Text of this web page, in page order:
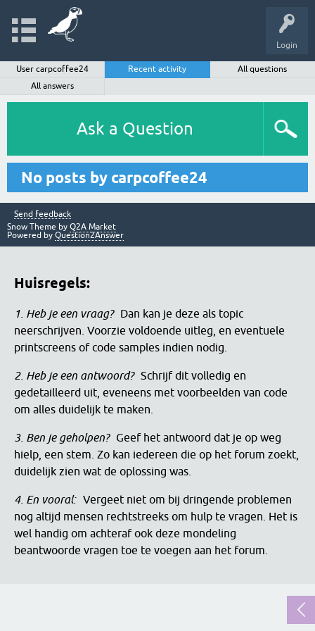
Login
User carpcoffee24 Recent activity
All questions
All answers
Ask a Question
No posts by carpcoffee24
Send feedback
Snow Theme by Q2A Market
Powered by Question2Answer
Huisregels:
1. Heb je een vraag?
Dan kan je deze als topic
neerschrijven. Voorzie voldoende uitleg, en eventuele
printscreens of code samples indien nodig.
2. Heb je een antwoord? Schrijf dit volledig en
gedetailleerd uit, eveneens met voorbeelden van code
om alles duidelijk te maken.
3. Ben je geholpen?
Geef het antwoord dat je op weg
hielp, een stem. Zo kan iedereen die op het forum zoekt,
duidelijk zien wat de oplossing was.
4. En vooral: Vergeet niet om bij dringende problemen
nog altijd mensen rechtstreeks om hulp te vragen. Het is
wel handig om achteraf ook deze mondeling
beantwoorde vragen toe te voegen aan het forum.